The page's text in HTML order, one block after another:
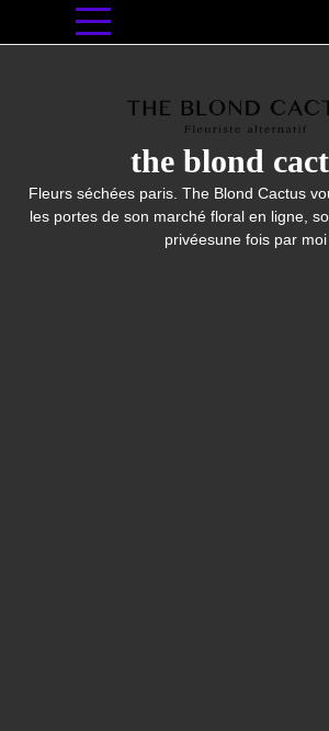
the blond
Fleurs séchées paris. The Blond Cactus
les portes de son marché floral en ligne,
privéesune fois par moi